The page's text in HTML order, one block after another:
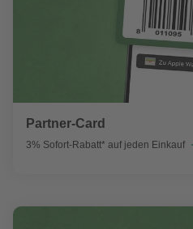
Partner-Card
3% Sofort-Rabatt* auf jeden Einkauf